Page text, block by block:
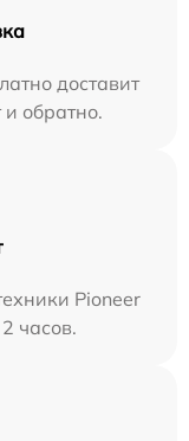
доставит
обратно.
Pioneer
часов.